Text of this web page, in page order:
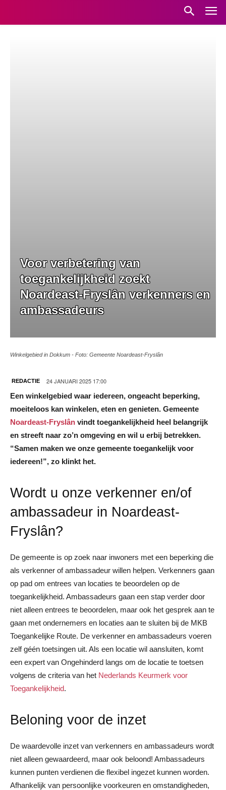
Voor verbetering van
toegankelijkheid zoekt
Noardeast-Fryslân verkenners en
ambassadeurs
Winkelgebied in Dokkum - Foto: Gemeente Noardeast-Fryslân
REDACTIE 24 JANUARI 2025 17:00
Een winkelgebied waar iedereen, ongeacht beperking,
moeiteloos kan winkelen, eten en genieten. Gemeente
Noardeast-Fryslân vindt toegankelijkheid heel belangrijk
en streeft naar zo’n omgeving en wil u erbij betrekken.
“Samen maken we onze gemeente toegankelijk voor
iedereen!”, zo klinkt het.
Wordt u onze verkenner en/of
ambassadeur in Noardeast-
Fryslân?
De gemeente is op zoek naar inwoners met een beperking die
als verkenner of ambassadeur willen helpen. Verkenners gaan
op pad om entrees van locaties te beoordelen op de
toegankelijkheid. Ambassadeurs gaan een stap verder door
niet alleen entrees te beoordelen, maar ook het gesprek aan te
gaan met ondernemers en locaties aan te sluiten bij de MKB
Toegankelijke Route. De verkenner en ambassadeurs voeren
zelf géén toetsingen uit. Als een locatie wil aansluiten, komt
een expert van Ongehinderd langs om de locatie te toetsen
volgens de criteria van het Nederlands Keurmerk voor
Toegankelijkheid.
Beloning voor de inzet
De waardevolle inzet van verkenners en ambassadeurs wordt
niet alleen gewaardeerd, maar ook beloond! Ambassadeurs
kunnen punten verdienen die flexibel ingezet kunnen worden.
Afhankelijk van persoonlijke voorkeuren en omstandigheden,